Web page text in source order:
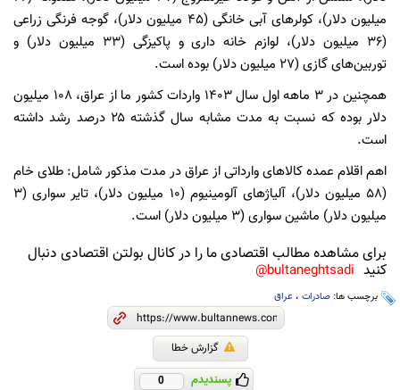
میلیون دلار)، کولرهای آبی خانگی (۴۵ میلیون دلار)، گوجه فرنگی زراعی
(۳۶ میلیون دلار)، لوازم خانه داری و پاکیزگی (۳۳ میلیون دلار) و
توربین‌های گازی (۲۷ میلیون دلار) بوده است.
همچنین در ۳ ماهه اول سال ۱۴۰۳ واردات کشور ما از عراق، ۱۰۸ میلیون
دلار بوده که نسبت به مدت مشابه سال گذشته ۲۵ درصد رشد داشته
است.
اهم اقلام عمده کالاهای وارداتی از عراق در مدت مذکور شامل: طلای خام
(۵۸ میلیون دلار)، آلیاژهای آلومینیوم (۱۰ میلیون دلار)، تایر سواری (۳
میلیون دلار) ماشین سواری (۳ میلیون دلار) است.
برای مشاهده مطالب اقتصادی ما را در کانال بولتن اقتصادی دنبال
کنید bultaneghtsadi@
برچسب ها: صادرات ، عراق
گزارش خطا
پسندیدم 0